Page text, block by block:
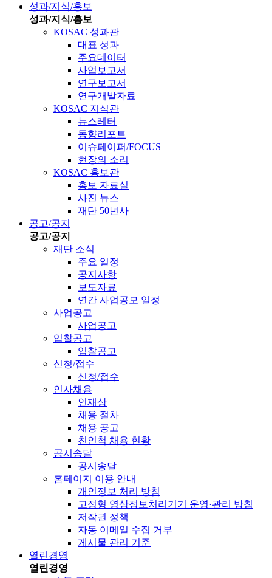
성과/지식/홍보
성과/지식/홍보
KOSAC 성과관
대표 성과
주요데이터
사업보고서
연구보고서
연구개발자료
KOSAC 지식관
뉴스레터
동향리포트
이슈페이퍼/FOCUS
현장의 소리
KOSAC 홍보관
홍보 자료실
사진 뉴스
재단 50년사
공고/공지
공고/공지
재단 소식
주요 일정
공지사항
보도자료
연간 사업공모 일정
사업공고
사업공고
입찰공고
입찰공고
신청/접수
신청/접수
인사채용
인재상
채용 절차
채용 공고
친인척 채용 현황
공시송달
공시송달
홈페이지 이용 안내
개인정보 처리 방침
고정형 영상정보처리기기 운영·관리 방침
저작권 정책
자동 이메일 수집 거부
게시물 관리 기준
열린경영
열린경영